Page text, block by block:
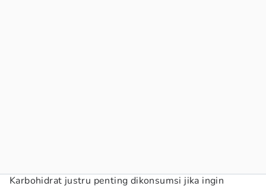
Karbohidrat justru penting dikonsumsi jika ingin